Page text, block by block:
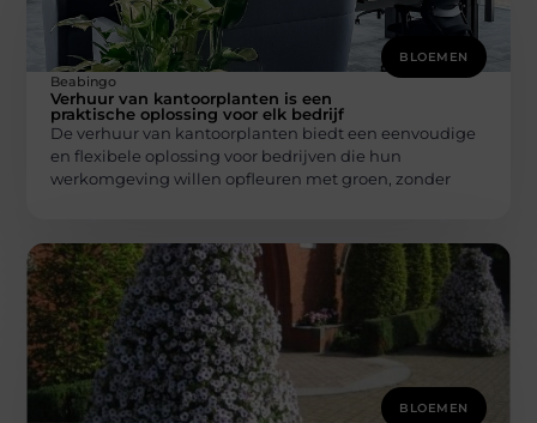
BLOEMEN
Beabingo
Verhuur van kantoorplanten is een
praktische oplossing voor elk bedrijf
De verhuur van kantoorplanten biedt een eenvoudige
en flexibele oplossing voor bedrijven die hun
werkomgeving willen opfleuren met groen, zonder
BLOEMEN